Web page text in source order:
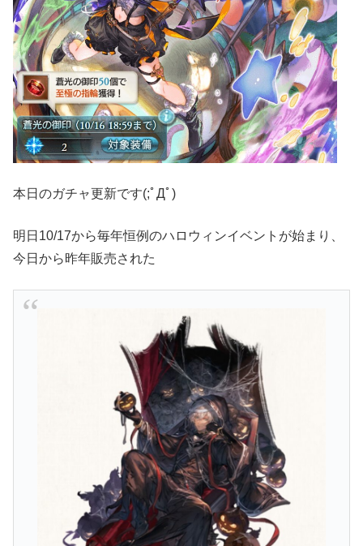
本日のガチャ更新です(;ﾟДﾟ)
明日10/17から毎年恒例のハロウィンイベントが始まり、
今日から昨年販売された